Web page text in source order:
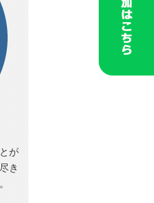
が
き